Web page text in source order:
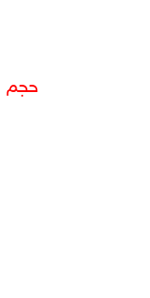
حجم